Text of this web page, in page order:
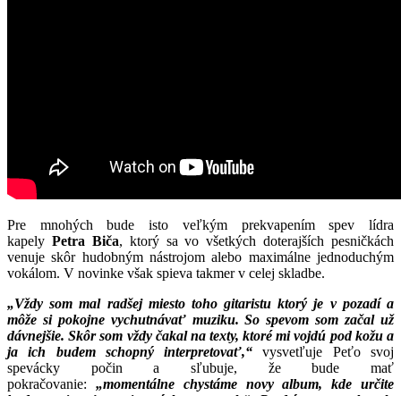
Pre mnohých bude isto veľkým prekvapením spev lídra
kapely Petra Biča, ktorý sa vo všetkých doterajších pesničkách
venuje skôr hudobným nástrojom alebo maximálne jednoduchým
vokálom. V novinke však spieva takmer v celej skladbe.
„Vždy som mal radšej miesto toho gitaristu ktorý je v pozadí a
môže si pokojne vychutnávať muziku. So spevom som začal už
dávnejšie. Skôr som vždy čakal na texty, ktoré mi vojdú pod kožu a
ja ich budem schopný interpretovať,“
vysvetľuje Peťo svoj
spevácky počin a sľubuje, že bude mať
pokračovanie: „momentálne chystáme novy album, kde určite